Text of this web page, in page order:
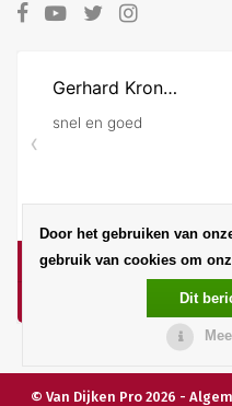
© Van Dijken Pro 2026 -
Door het gebruiken van
gebruik van cookies om
Dit